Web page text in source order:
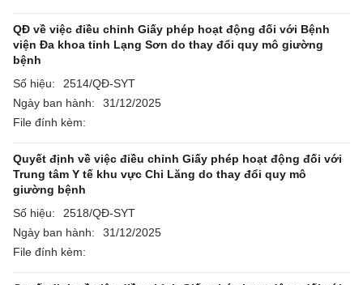
QĐ về việc điều chỉnh Giấy phép hoạt động đối với Bệnh
viện Đa khoa tỉnh Lạng Sơn do thay đổi quy mô giường
bệnh
Số hiệu:
2514/QĐ-SYT
Ngày ban hành:
31/12/2025
File đính kèm:
Quyết định về việc điều chỉnh Giấy phép hoạt động đối với
Trung tâm Y tế khu vực Chi Lăng do thay đổi quy mô
giường bệnh
Số hiệu:
2518/QĐ-SYT
Ngày ban hành:
31/12/2025
File đính kèm: